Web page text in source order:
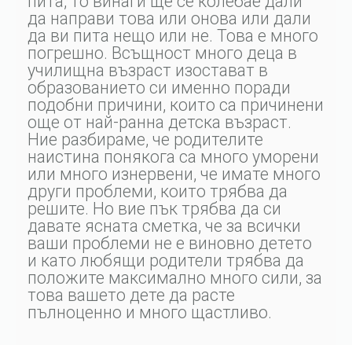
да направи това или онова или дали
да ви пита нещо или не. Това е много
погрешно. Всъщност много деца в
училищна възраст изостават в
образованието си именно поради
подобни причини, които са причинени
още от най-ранна детска възраст.
Ние разбираме, че родителите
наистина понякога са много уморени
или много изнервени, че имате много
други проблеми, които трябва да
решите. Но вие пък трябва да си
давате ясната сметка, че за всички
ваши проблеми не е виновно детето
и като любящи родители трябва да
положите максимално много сили, за
това вашето дете да расте
пълноценно и много щастливо.